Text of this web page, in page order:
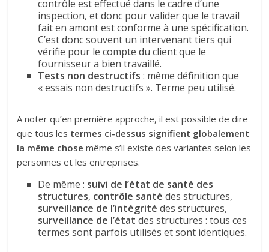
contrôle est effectué dans le cadre d’une
inspection, et donc pour valider que le travail
fait en amont est conforme à une spécification.
C’est donc souvent un intervenant tiers qui
vérifie pour le compte du client que le
fournisseur a bien travaillé.
Tests non destructifs : même définition que
« essais non destructifs ». Terme peu utilisé.
A noter qu’en première approche, il est possible de dire
que tous les termes ci-dessus signifient globalement
la même chose même s’il existe des variantes selon les
personnes et les entreprises.
De même : suivi de l’état de santé des
structures, contrôle santé des structures,
surveillance de l’intégrité des structures,
surveillance de l’état des structures : tous ces
termes sont parfois utilisés et sont identiques.